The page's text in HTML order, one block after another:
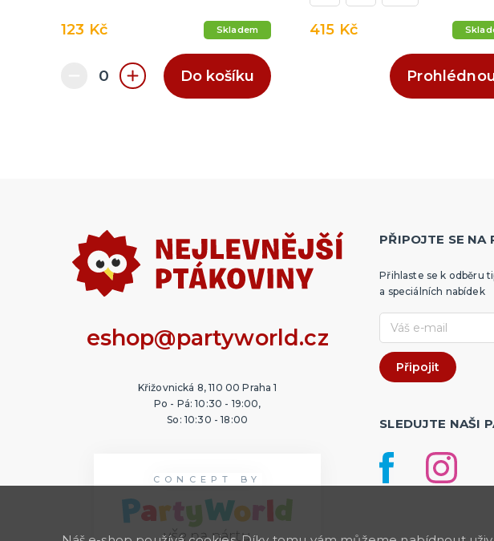
123 Kč Skladem
Do košíku
415 Kč
eshop@partyworld.cz
Křižovnická 8, 110 00 Praha 1
Po - Pá: 10:30 - 19:00,
So: 10:30 - 18:00
CONCEPT BY
PŘIPOJTE SE NA
Přihlaste se k odběru
a speciálních nabídek
SLEDUJTE NAŠI